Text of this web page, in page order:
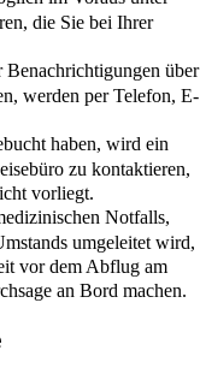
die Sie bei Ihrer
über
werden per Telefon, E-
haben, wird ein
zu kontaktieren,
vorliegt.
Notfalls,
umgeleitet wird,
vor dem Abflug am
an Bord machen.